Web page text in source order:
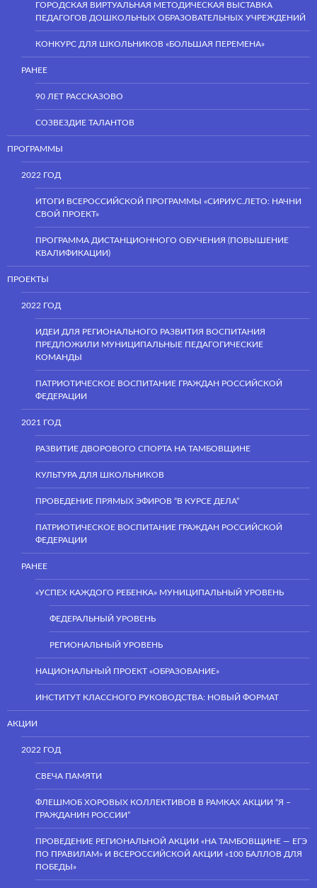
ГОРОДСКАЯ ВИРТУАЛЬНАЯ МЕТОДИЧЕСКАЯ ВЫСТАВКА
ПЕДАГОГОВ ДОШКОЛЬНЫХ ОБРАЗОВАТЕЛЬНЫХ УЧРЕЖДЕНИЙ
КОНКУРС ДЛЯ ШКОЛЬНИКОВ «БОЛЬШАЯ ПЕРЕМЕНА»
РАНЕЕ
90 ЛЕТ РАССКАЗОВО
СОЗВЕЗДИЕ ТАЛАНТОВ
ПРОГРАММЫ
2022 ГОД
ИТОГИ ВСЕРОССИЙСКОЙ ПРОГРАММЫ «СИРИУС.ЛЕТО: НАЧНИ
СВОЙ ПРОЕКТ»
ПРОГРАММА ДИСТАНЦИОННОГО ОБУЧЕНИЯ (ПОВЫШЕНИЕ
КВАЛИФИКАЦИИ)
ПРОЕКТЫ
2022 ГОД
ИДЕИ ДЛЯ РЕГИОНАЛЬНОГО РАЗВИТИЯ ВОСПИТАНИЯ
ПРЕДЛОЖИЛИ МУНИЦИПАЛЬНЫЕ ПЕДАГОГИЧЕСКИЕ
КОМАНДЫ
ПАТРИОТИЧЕСКОЕ ВОСПИТАНИЕ ГРАЖДАН РОССИЙСКОЙ
ФЕДЕРАЦИИ
2021 ГОД
РАЗВИТИЕ ДВОРОВОГО СПОРТА НА ТАМБОВЩИНЕ
КУЛЬТУРА ДЛЯ ШКОЛЬНИКОВ
ПРОВЕДЕНИЕ ПРЯМЫХ ЭФИРОВ “В КУРСЕ ДЕЛА”
ПАТРИОТИЧЕСКОЕ ВОСПИТАНИЕ ГРАЖДАН РОССИЙСКОЙ
ФЕДЕРАЦИИ
РАНЕЕ
«УСПЕХ КАЖДОГО РЕБЕНКА» МУНИЦИПАЛЬНЫЙ УРОВЕНЬ
ФЕДЕРАЛЬНЫЙ УРОВЕНЬ
РЕГИОНАЛЬНЫЙ УРОВЕНЬ
НАЦИОНАЛЬНЫЙ ПРОЕКТ «ОБРАЗОВАНИЕ»
ИНСТИТУТ КЛАССНОГО РУКОВОДСТВА: НОВЫЙ ФОРМАТ
АКЦИИ
2022 ГОД
СВЕЧА ПАМЯТИ
ФЛЕШМОБ ХОРОВЫХ КОЛЛЕКТИВОВ В РАМКАХ АКЦИИ “Я –
ГРАЖДАНИН РОССИИ”
ПРОВЕДЕНИЕ РЕГИОНАЛЬНОЙ АКЦИИ «НА ТАМБОВЩИНЕ — ЕГЭ
ПО ПРАВИЛАМ» И ВСЕРОССИЙСКОЙ АКЦИИ «100 БАЛЛОВ ДЛЯ
ПОБЕДЫ»